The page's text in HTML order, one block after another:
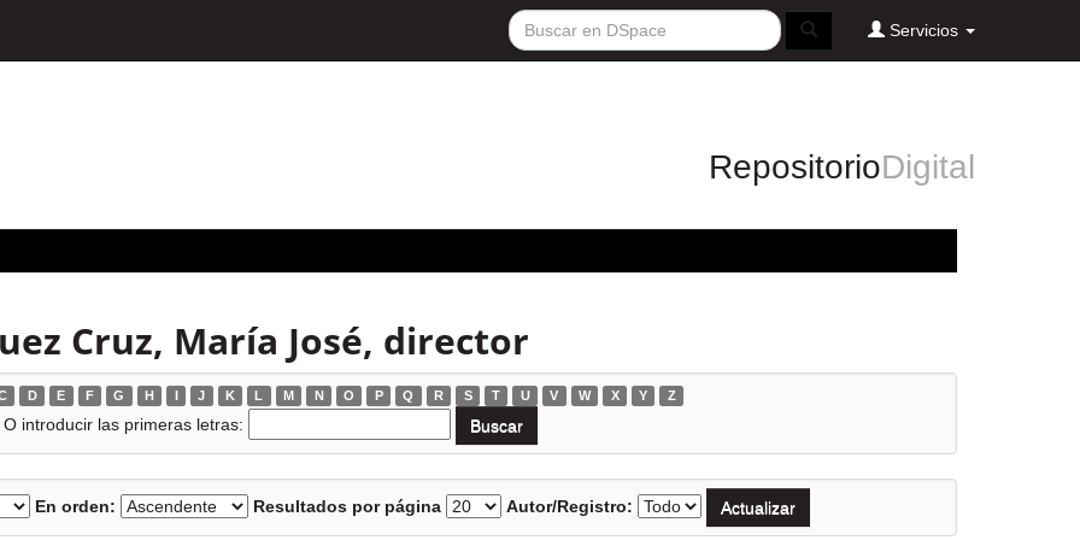
Servicios
RepositorioDigital
Cruz, María José, director
D E F G H I J K L M N O P Q R S T U V W X Y Z
O introducir las primeras letras:
En orden: Resultados por página Autor/Registro: